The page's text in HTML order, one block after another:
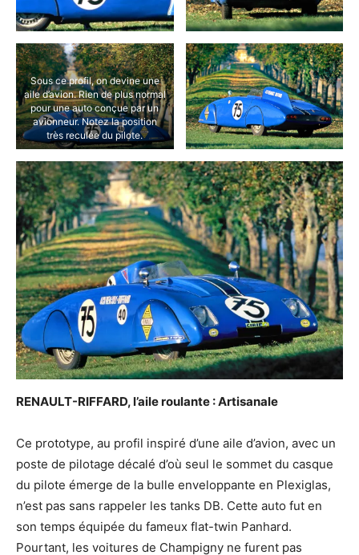
Sous ce profil, on devine une
aile d’avion. Rien de plus normal
pour une auto conçue par un
avionneur. Notez la position
très reculée du pilote.
RENAULT-RIFFARD, l’aile roulante : Artisanale
Ce prototype, au profil inspiré d’une aile d’avion, avec un
poste de pilotage décalé d’où seul le sommet du casque
du pilote émerge de la bulle enveloppante en Plexiglas,
n’est pas sans rappeler les tanks DB. Cette auto fut en
son temps équipée du fameux flat-twin Panhard.
Pourtant, les voitures de Champigny ne furent pas